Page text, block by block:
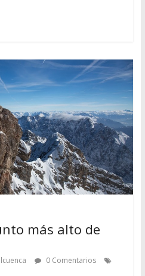
más alto de
0 Comentarios